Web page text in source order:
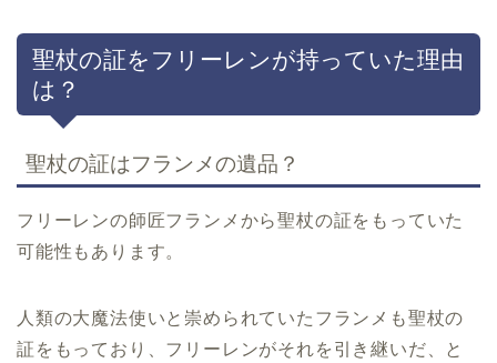
聖杖の証をフリーレンが持っていた理由
は？
聖杖の証はフランメの遺品？
フリーレンの師匠フランメから聖杖の証をもっていた
可能性もあります。
人類の大魔法使いと崇められていたフランメも聖杖の
証をもっており、フリーレンがそれを引き継いだ、と